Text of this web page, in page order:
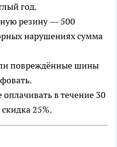
год.
резину — 500
нарушениях сумма
повреждённые шины
в течение 30
25%.